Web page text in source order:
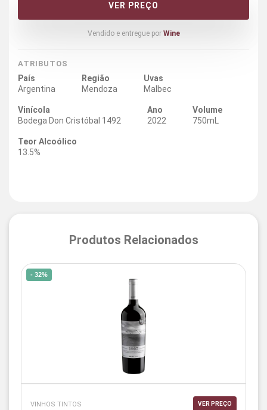
VER PREÇO
Vendido e entregue por Wine
ATRIBUTOS
País
Argentina
Região
Mendoza
Uvas
Malbec
Vinícola
Bodega Don Cristóbal 1492
Ano
2022
Volume
750mL
Teor Alcoólico
13.5%
Produtos Relacionados
- 32%
VINHOS TINTOS VER PREÇO